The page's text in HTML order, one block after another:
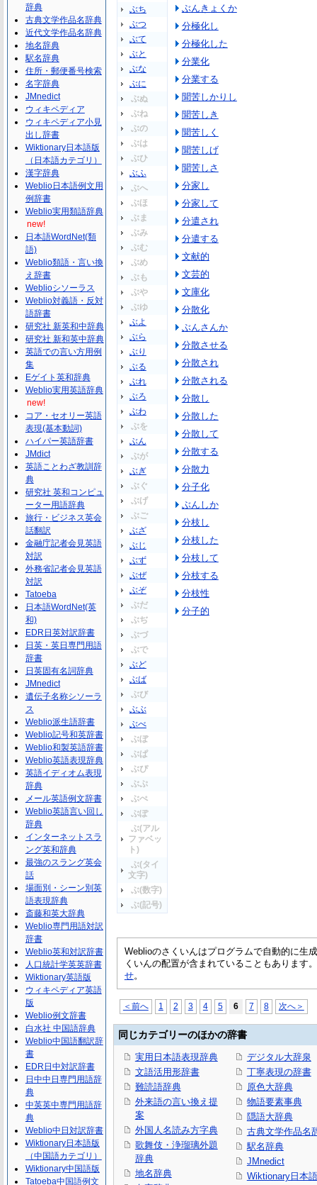
ぶち
ぶつ
ぶて
ぶと
ぶな
ぶに
ぶぬ
ぶね
ぶの
ぶは
ぶひ
ぶふ
ぶへ
ぶほ
ぶま
ぶみ
ぶむ
ぶめ
ぶも
ぶや
ぶゆ
ぶよ
ぶら
ぶり
ぶる
ぶれ
ぶろ
ぶわ
ぶを
ぶん
ぶが
ぶぎ
ぶぐ
ぶげ
ぶご
ぶざ
ぶじ
ぶず
ぶぜ
ぶぞ
ぶだ
ぶぢ
ぶづ
ぶで
ぶど
ぶば
ぶび
ぶぶ
ぶべ
ぶぼ
ぶぱ
ぶぴ
ぶぷ
ぶぺ
ぶぽ
ぶ(アル
ファベッ
ト)
ぶ(タイ
文字)
ぶ(数字)
ぶ(記号)
ぶんきょくか
分極化し
分極化した
分業化
分業する
聞苦しかりし
聞苦しき
聞苦しく
聞苦しげ
聞苦しさ
分家し
分家して
分遣され
分遣する
文献的
文芸的
文庫化
分散化
ぶんさんか
分散させる
分散され
分散される
分散し
分散した
分散して
分散する
分散力
分子化
ぶんしか
分枝し
分枝した
分枝して
分枝する
分枝性
分子的
Weblioのさくいんはプログラムで自動的に生
くいんの配置が含まれていることもあります
せ。
＜前へ 1 2 3 4 5 6 7 8 次へ＞
同じカテゴリーのほかの辞書
実用日本語表現辞典
文語活用形辞書
難読語辞典
外来語の言い換え提
案
外国人名読み方字典
歌舞伎・浄瑠璃外題
辞典
地名辞典
デジタル大辞泉
丁寧表現の辞書
原色大辞典
物語要素事典
隠語大辞典
古典文学作品名
駅名辞典
JMnedict
Wiktionary日本
辞典
古典文学作品名辞典
近代文学作品名辞典
地名辞典
駅名辞典
住所・郵便番号検索
名字辞典
JMnedict
ウィキペディア
ウィキペディア小見
出し辞書
Wiktionary日本語版
（日本語カテゴリ）
漢字辞典
Weblio日本語例文用
例辞書
Weblio実用類語辞典
new!
日本語WordNet(類
語)
Weblio類語・言い換
え辞書
Weblioシソーラス
Weblio対義語・反対
語辞書
研究社 新英和中辞典
研究社 新和英中辞典
英語での言い方用例
集
Eゲイト英和辞典
Weblio実用英語辞典
new!
コア・セオリー英語
表現(基本動詞)
ハイパー英語辞書
JMdict
英語ことわざ教訓辞
典
研究社 英和コンピュ
ーター用語辞典
旅行・ビジネス英会
話翻訳
金融庁記者会見英語
対訳
外務省記者会見英語
対訳
Tatoeba
日本語WordNet(英
和)
EDR日英対訳辞書
日英・英日専門用語
辞書
日英固有名詞辞典
JMnedict
遺伝子名称シソーラ
ス
Weblio派生語辞書
Weblio記号和英辞書
Weblio和製英語辞書
Weblio英語表現辞典
英語イディオム表現
辞典
メール英語例文辞書
Weblio英語言い回し
辞典
インターネットスラ
ング英和辞典
最強のスラング英会
話
場面別・シーン別英
語表現辞典
斎藤和英大辞典
Weblio専門用語対訳
辞書
Weblio英和対訳辞書
人口統計学英英辞書
Wiktionary英語版
ウィキペディア英語
版
Weblio例文辞書
白水社 中国語辞典
Weblio中国語翻訳辞
書
EDR日中対訳辞書
日中中日専門用語辞
典
中英英中専門用語辞
典
Weblio中日対訳辞書
Wiktionary日本語版
（中国語カテゴリ）
Wiktionary中国語版
Tatoeba中国語例文